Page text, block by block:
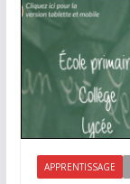
APPRENTISSAGE